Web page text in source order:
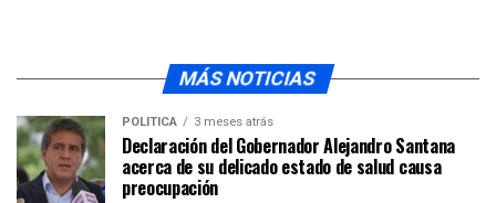
MÁS NOTICIAS
POLÍTICA 3 meses atrás
Declaración del Gobernador Alejandro Santana
acerca de su delicado estado de salud causa
preocupación